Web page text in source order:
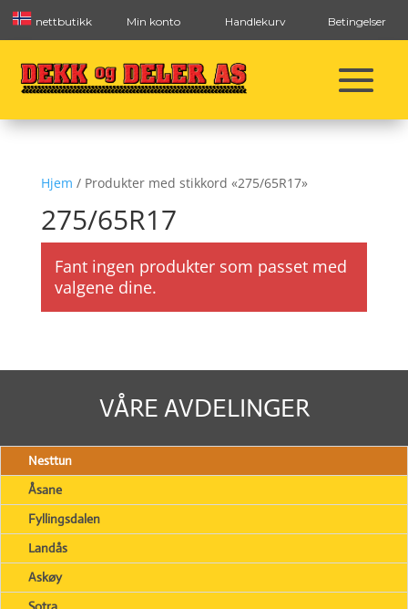
nettbutikk Min konto Handlekurv Betingelser
Hjem / Produkter med stikkord «275/65R17»
275/65R17
Fant ingen produkter som passet med
valgene dine.
VÅRE AVDELINGER
Nesttun
Åsane
Fyllingsdalen
Landås
Askøy